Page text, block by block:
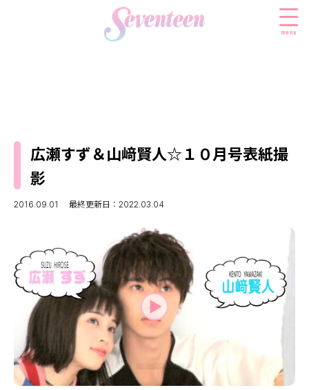
menu
FASHION
ファッションニュース
モデル私服
着回し
BEAUTY
ビューティニュース
トレンドメイク
ヘアアレンジ・ヘアケア
スキンケア
ボディケア
SCHOOL
学校ヘアメイク
勉強・受験・進路
ENTERTAINMENT
エンタメニュース
なにわ男子
K-POP
LIFESTYLE
ライフスタイルニュース
JKランキング・アワード
モデルの購入品
おでかけ
お悩み相談
JK TREND
JKトレンドニュース
MODELS
MODEL'S BLOG
TikTok
広瀬すず＆山﨑賢人☆１０月号表紙撮
影
2016.09.01 最終更新日：2022.03.04